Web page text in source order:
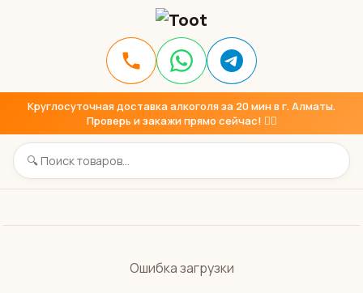
Круглосуточная доставка алкоголя за 20 мин в г. Алматы.
Проверь и закажи прямо сейчас! 👇🏼
Ошибка загрузки